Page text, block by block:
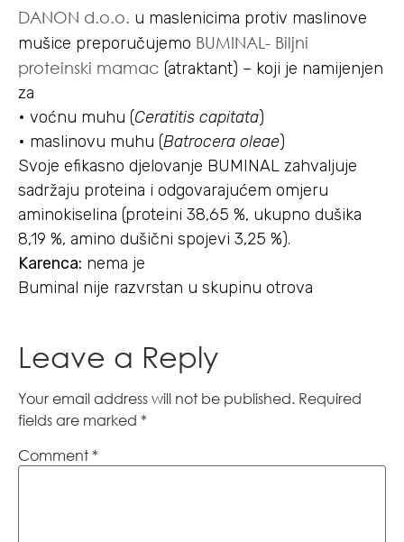
DANON d.o.o. u maslenicima protiv maslinove
mušice preporučujemo BUMINAL- Biljni
proteinski mamac (atraktant) – koji je namijenjen
za
• voćnu muhu (Ceratitis capitata)
• maslinovu muhu (Batrocera oleae)
Svoje efikasno djelovanje BUMINAL zahvaljuje
sadržaju proteina i odgovarajućem omjeru
aminokiselina (proteini 38,65 %, ukupno dušika
8,19 %, amino dušični spojevi 3,25 %).
Karenca: nema je
Buminal nije razvrstan u skupinu otrova
Leave a Reply
Your email address will not be published. Required
fields are marked *
Comment *